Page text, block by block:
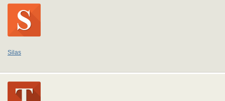
Silas